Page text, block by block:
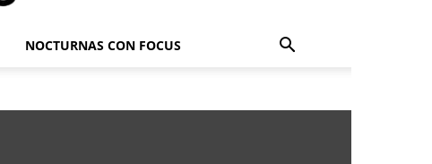
NOCTURNAS CON FOCUS